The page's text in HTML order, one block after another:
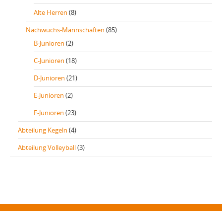
Alte Herren (8)
Nachwuchs-Mannschaften (85)
B-Junioren (2)
C-Junioren (18)
D-Junioren (21)
E-Junioren (2)
F-Junioren (23)
Abteilung Kegeln (4)
Abteilung Volleyball(3)